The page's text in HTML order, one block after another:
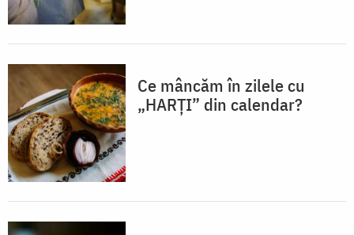
Ce mâncăm în zilele cu
„HARȚI” din calendar?